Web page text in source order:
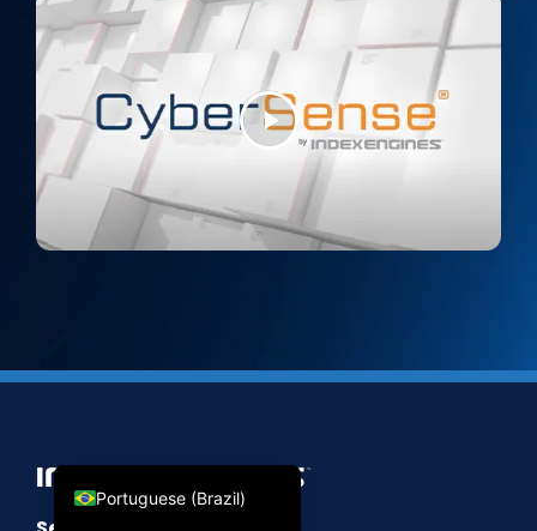
Portuguese (Brazil)
French
Portuguese (Portugal)
Spanish